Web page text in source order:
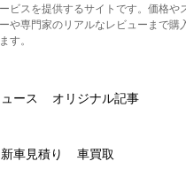
ビスを提供するサイトです。価格や
や専門家のリアルなレビューまで購
す。
ース オリジナル記事
新車見積り 車買取